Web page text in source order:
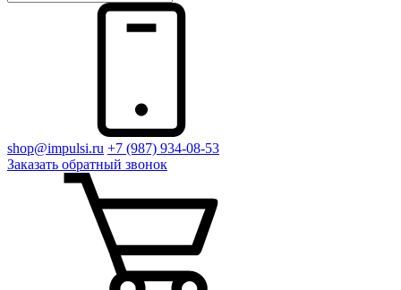
shop@impulsi.ru +7 (987) 934-08-53
Заказать обратный звонок